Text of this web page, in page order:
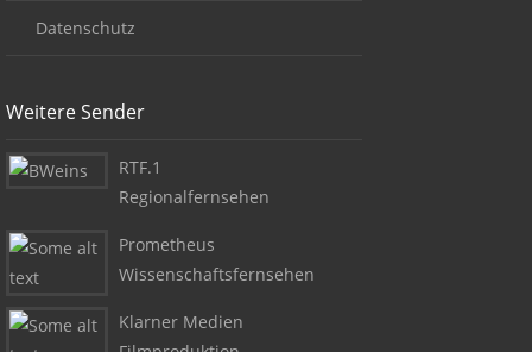
Datenschutz
Weitere Sender
RTF.1
Regionalfernsehen
Prometheus
Wissenschaftsfernsehen
Klarner Medien